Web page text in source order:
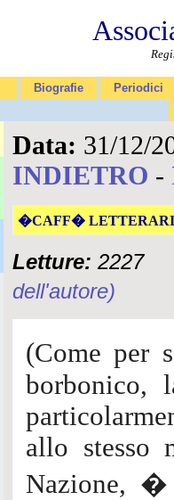
Biografie Periodici
Data: 31/12/
INDIETRO -
�CAFF�
Letture: 2227
dell'autore)
(Come per
borbonico,
allo stesso
Nazione, �